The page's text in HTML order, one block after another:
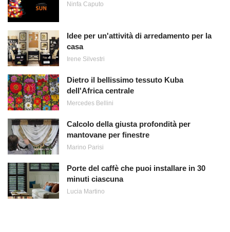
Ninfa Caputo
Idee per un'attività di arredamento per la
casa
Irene Silvestri
Dietro il bellissimo tessuto Kuba
dell'Africa centrale
Mercedes Bellini
Calcolo della giusta profondità per
mantovane per finestre
Marino Parisi
Porte del caffè che puoi installare in 30
minuti ciascuna
Lucia Martino